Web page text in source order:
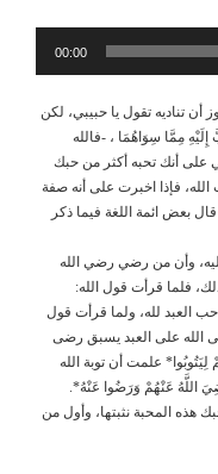
00:00
تناديه تقول يا حبيبي، لكن
مِمَّا سِوَاهُمَا ، -فالله
على أنك تحبه أكثر من حبك
فإذا اخبرت على أنه صفة
بعض ائمة اللغة فيما ذكر
وأن من رضي رضي الله
فلما قرأت قول الله:
العبد لله، ولما قرأت قول
الله على العبد يسبق رضى
علمت أن توبة الله
اللَّهُ عَنْهُمْ وَرَضُوا عَنْهُ*.
هذه المحبة نثبتها، وأول من